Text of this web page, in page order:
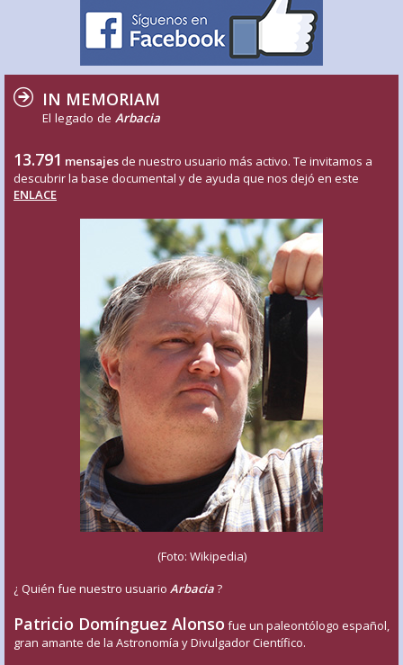
IN MEMORIAM
El legado de Arbacia
13.791 mensajes de nuestro usuario más activo. Te invitamos a
descubrir la base documental y de ayuda que nos dejó en este
ENLACE
(Foto: Wikipedia)
¿ Quién fue nuestro usuario Arbacia?
Patricio Domínguez Alonso fue un paleontólogo español,
gran amante de la Astronomía y Divulgador Científico.